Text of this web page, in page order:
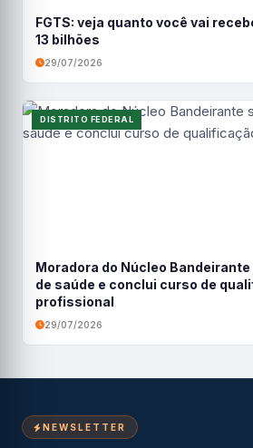
FGTS: veja quanto você vai
13 bilhões
29/07/2026
DISTRITO FEDERAL
Moradora do Núcleo
de saúde e conclui curso de
profissional
29/07/2026
NEWSLETTER